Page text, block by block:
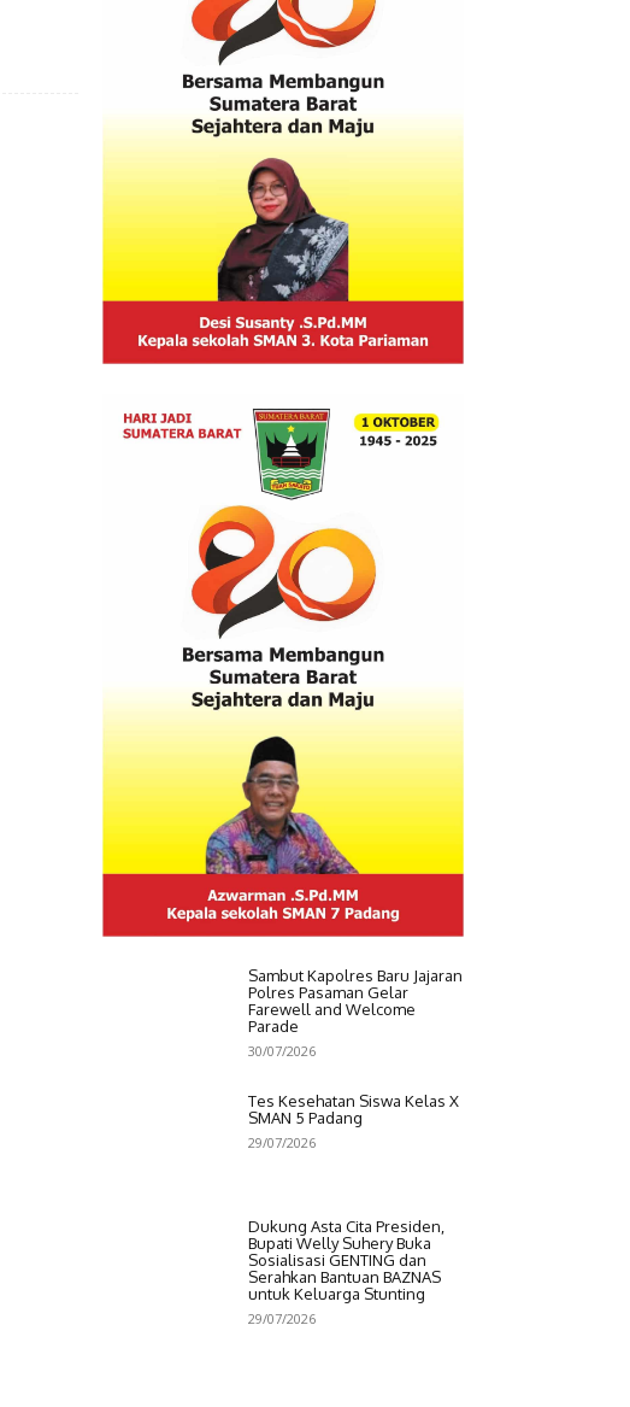
Sambut Kapolres Baru Jajaran
Polres Pasaman Gelar
Farewell and Welcome
Parade
30/07/2026
Tes Kesehatan Siswa Kelas X
SMAN 5 Padang
29/07/2026
Dukung Asta Cita Presiden,
Bupati Welly Suhery Buka
Sosialisasi GENTING dan
Serahkan Bantuan BAZNAS
untuk Keluarga Stunting
29/07/2026